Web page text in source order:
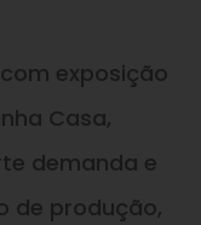
exposição
Casa,
demanda e
de produção,